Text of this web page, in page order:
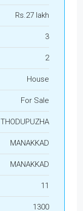
Rs.27 lakh
3
2
House
For Sale
THODUPUZHA
MANAKKAD
MANAKKAD
11
1300